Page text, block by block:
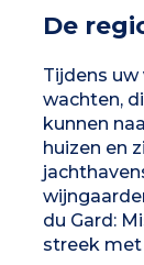
De
Tijdens uw
wachten,
kunnen
huizen en
du Gard:
streek met